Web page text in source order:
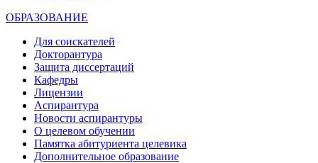
ОБРАЗОВАНИЕ
Для соискателей
Докторантура
Защита диссертаций
Кафедры
Лицензии
Аспирантура
Новости аспирантуры
О целевом обучении
Памятка абитуриента целевика
Дополнительное образование